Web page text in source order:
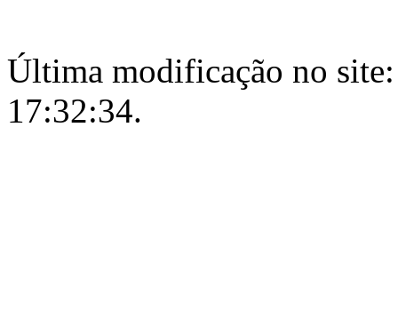
Última modificação no
17:32:34.